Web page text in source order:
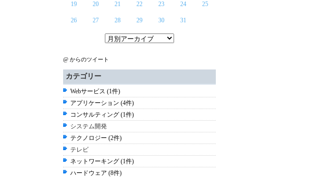
19 20 21 22 23 24 25
26 27 28 29 30 31
@ からのツイート
カテゴリー
Webサービス (1件)
アプリケーション (4件)
コンサルティング (1件)
システム開発
テクノロジー (2件)
テレビ
ネットワーキング (1件)
ハードウェア (8件)